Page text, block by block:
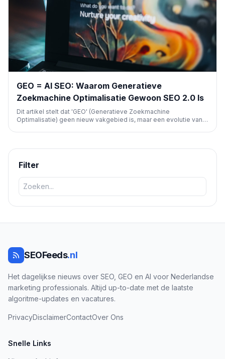
GEO = AI SEO: Waarom Generatieve
Zoekmachine Optimalisatie Gewoon SEO 2.0 Is
Dit artikel stelt dat 'GEO' (Generatieve Zoekmachine
Optimalisatie) geen nieuw vakgebied is, maar een evolutie van
Filter
SEOFeeds.nl
Het dagelijkse nieuws over SEO, GEO en AI voor Nederlandse
marketing professionals. Altijd up-to-date met de laatste
algoritme-updates en vacatures.
PrivacyDisclaimerContactOver Ons
Snelle Links